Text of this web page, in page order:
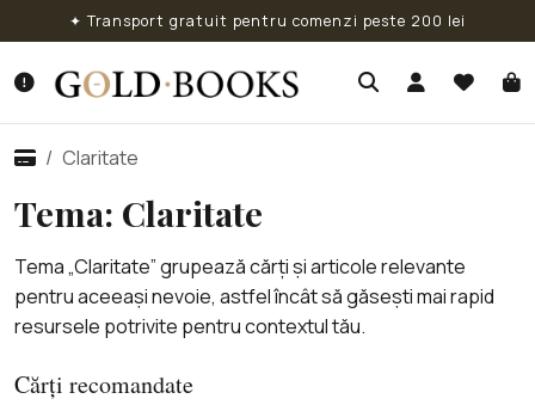
✦ Transport gratuit pentru comenzi peste 200 lei
Claritate
Tema: Claritate
Tema „Claritate” grupează cărți și articole relevante
pentru aceeași nevoie, astfel încât să găsești mai rapid
resursele potrivite pentru contextul tău.
Cărți recomandate